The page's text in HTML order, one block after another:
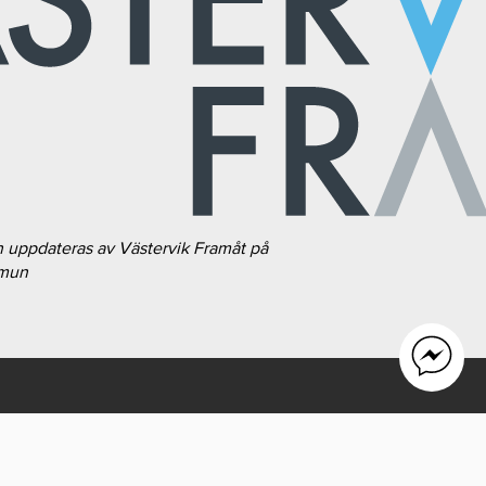
av Västervik Framåt på